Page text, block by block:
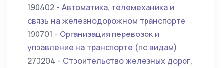
190402 - Автоматика, телемеханика и
связь на железнодорожном транспорте
190701 - Организация перевозок и
управление на транспорте (по видам)
270204 - Строительство железных дорог,